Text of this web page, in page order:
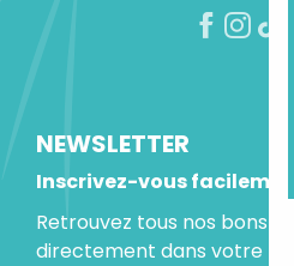
NEWSLETTER
Inscrivez-vous facilement
Retrouvez tous nos bons
directement dans votre